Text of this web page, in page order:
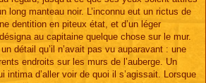
long manteau noir. L’inconnu eut un rictus de
dentition en piteux état, et d’un léger
au capitaine quelque chose sur le mur.
détail qu’il n’avait pas vu auparavant : une
endroits sur les murs de l’auberge. Un
intima d’aller voir de quoi il s’agissait. Lorsque